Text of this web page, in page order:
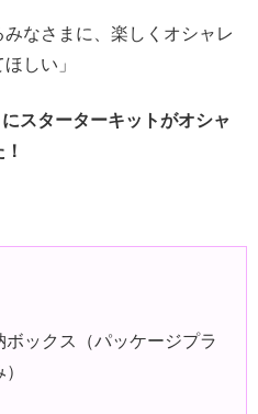
みなさまに、楽しくオシャレ
しい」
スターターキットがオシャ
ボックス（パッケージプラ